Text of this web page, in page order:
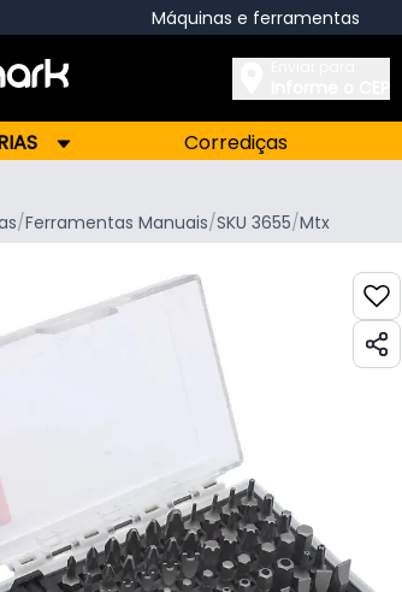
Máquinas e ferramentas
Corrediças
/Ferramentas Manuais/SKU 3655/Mtx